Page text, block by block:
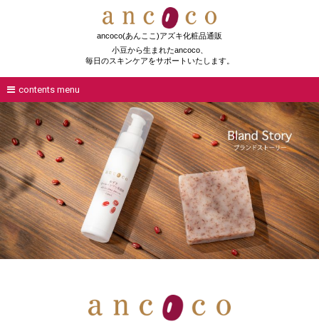
ancoco(あんここ)アズキ化粧品通販
小豆から生まれたancoco、
毎日のスキンケアをサポートいたします。
contents menu